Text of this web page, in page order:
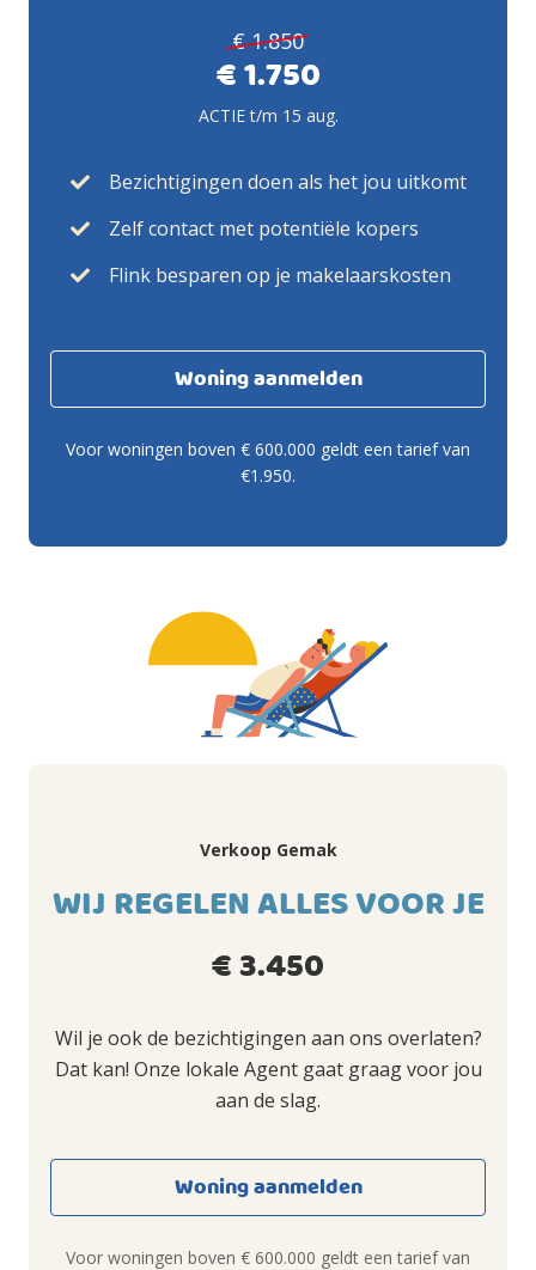
€ 1.850
€ 1.750
ACTIE t/m 15 aug.
Bezichtigingen doen als het jou uitkomt
Zelf contact met potentiële kopers
Flink besparen op je makelaarskosten
Woning aanmelden
Voor woningen boven € 600.000 geldt een tarief van
€1.950.
Verkoop Gemak
WIJ REGELEN ALLES VOOR JE
€ 3.450
Wil je ook de bezichtigingen aan ons overlaten?
Dat kan! Onze lokale Agent gaat graag voor jou
aan de slag.
Woning aanmelden
Voor woningen boven € 600.000 geldt een tarief van